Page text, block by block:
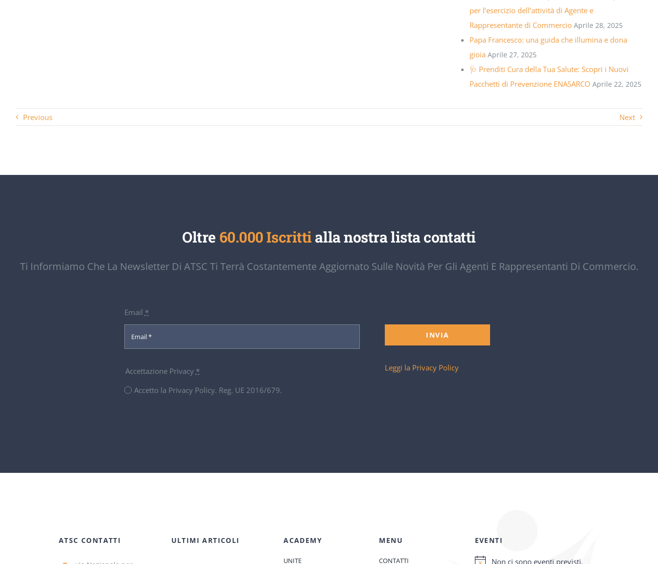
per l’esercizio dell’attività di Agente e
Rappresentante di Commercio Aprile 28, 2025
Papa Francesco: una guida che illumina e dona
gioia Aprile 27, 2025
🩺 Prenditi Cura della Tua Salute: Scopri i Nuovi
Pacchetti di Prevenzione ENASARCO Aprile 22, 2025
Previous Next
Oltre 60.000 Iscrittialla nostra lista contatti
Ti Informiamo Che La Newsletter Di ATSC Ti Terrà Costantemente Aggiornato Sulle Novità Per Gli Agenti E Rappresentanti Di Commercio.
Email *
Accettazione Privacy *
Accetto la Privacy Policy. Reg. UE 2016/679.
INVIA
Leggi la Privacy Policy
ATSC CONTATTI ULTIMI ARTICOLI ACADEMY
UNITE
MENU
CONTATTI
EVENTI
Non ci sono eventi previsti.